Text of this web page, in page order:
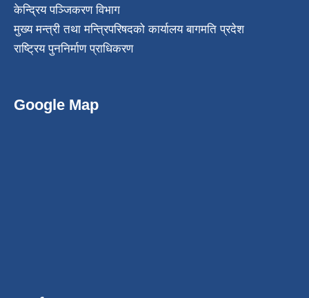
केन्द्रिय पञ्जिकरण विभाग
मुख्य मन्त्री तथा मन्त्रिपरिषदको कार्यालय बागमति प्रदेश
राष्ट्रिय पुननिर्माण प्राधिकरण
Google Map